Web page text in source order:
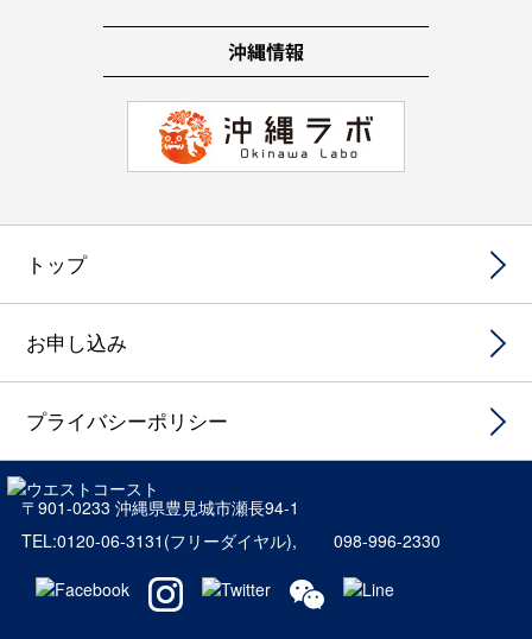
トップ
お申し込み
プライバシーポリシー
〒901-0233 沖縄県豊見城市瀬長94-1
TEL:0120-06-3131 (フリーダイヤル), 098-996-2330